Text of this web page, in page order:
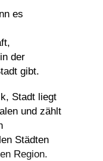
es
der
gibt.
Stadt liegt
und zählt
Städten
Region.